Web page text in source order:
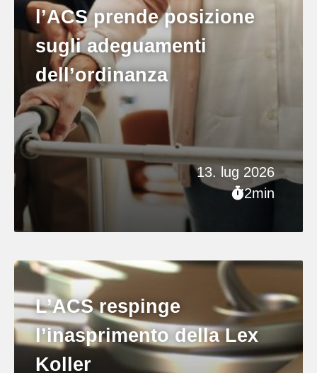
13. lug 2026
2min
l’ACS prende posizione
sugli adeguamenti
dell’ordinanza
L’ACS respinge
l’inasprimento della Lex
Koller